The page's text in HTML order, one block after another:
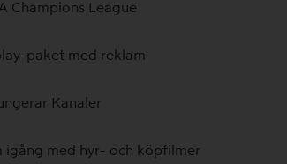
Champions League
paket med reklam
Kanaler
igång med hyr- och köpfilmer